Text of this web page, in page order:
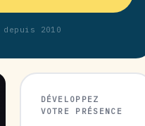
depuis 2010
DÉVELOPPEZ
VOTRE PRÉSENCE